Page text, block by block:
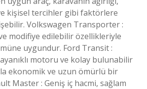
kişisel tercihler gibi faktörlere
Volkswagen Transporter :
modifiye edilebilir özellikleriyle
uygundur. Ford Transit :
motoru ve kolay bulunabilir
ekonomik ve uzun ömürlü bir
Master : Geniş iç hacmi, sağlam